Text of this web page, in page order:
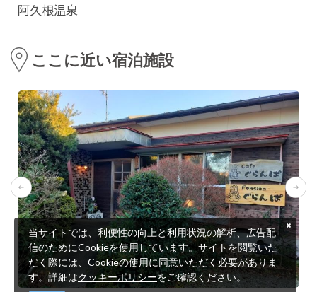
阿久根温泉
ここに近い宿泊施設
当サイトでは、利便性の向上と利用状況の解析、広告配
信のためにCookieを使用しています。サイトを閲覧いた
だく際には、Cookieの使用に同意いただく必要がありま
す。詳細はクッキーポリシーをご確認ください。